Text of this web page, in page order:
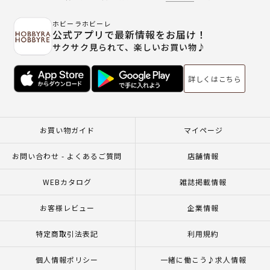
ホビーラホビーレ
公式アプリで最新情報をお届け！
サクサク見られて、楽しいお買い物♪
詳しくはこちら
お買い物ガイド マイページ
お問い合わせ - よくあるご質問 店舗情報
WEBカタログ 雑誌掲載情報
お客様レビュー 企業情報
特定商取引法表記 利用規約
個人情報ポリシー 一緒に働こう♪求人情報